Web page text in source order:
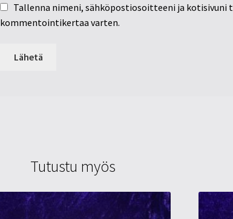
Tallenna nimeni, sähköpostiosoitteeni ja kotisivuni
kommentointikertaa varten.
Tutustu myös